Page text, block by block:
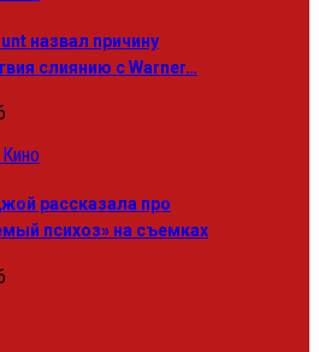
назвал причину
слиянию с Warner…
рассказала про
психоз» на съемках